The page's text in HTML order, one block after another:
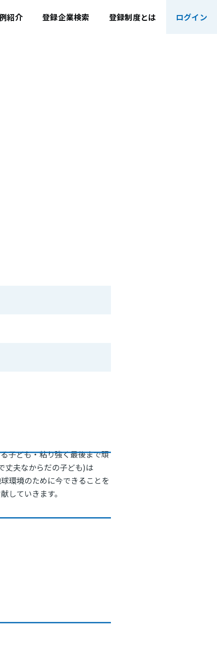
紹介 登録企業検索 登録制度とは ログイン
子ども・粘り強く最後まで頑
丈夫なからだの子ども)は
環境のために今できることを
していきます。